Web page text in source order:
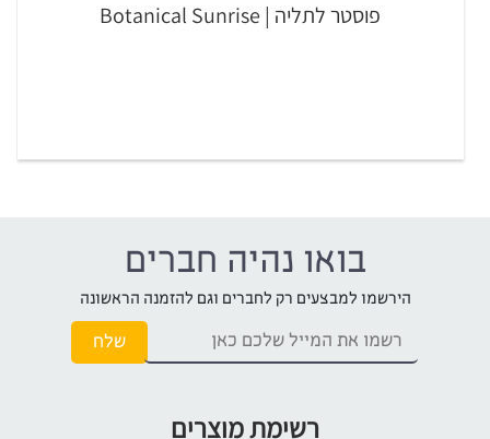
פוסטר לתליה | Botanical Sunrise
בואו נהיה חברים
הירשמו למבצעים רק לחברים וגם להזמנה הראשונה
רשימת מוצרים